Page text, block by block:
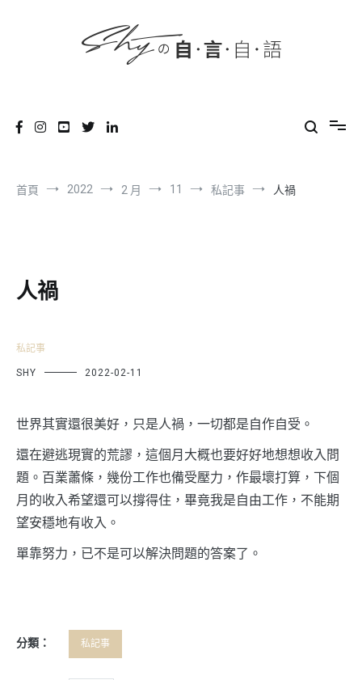
首頁 2022 2 月 11 私記事 人禍
人禍
私記事
SHY 2022-02-11
世界其實還很美好，只是人禍，一切都是自作自受。
還在避逃現實的荒謬，這個月大概也要好好地想想收入問
題。百業蕭條，幾份工作也備受壓力，作最壞打算，下個
月的收入希望還可以撐得住，畢竟我是自由工作，不能期
望安穩地有收入。
單靠努力，已不是可以解決問題的答案了。
分類： 私記事